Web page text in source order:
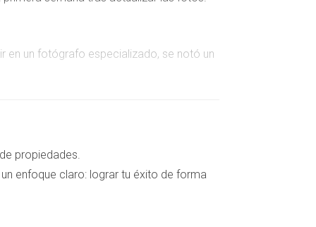
en un fotógrafo especializado, se notó un
la calidad visual con iluminación natural
varias propuestas.
gran diferencia.
propiedades.
enfoque claro: lograr tu éxito de forma